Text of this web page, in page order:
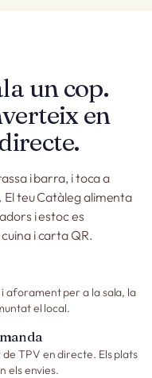
un cop.
en
i barra, i toca a
teu Catàleg alimenta
i estoc es
i carta QR.
aforament per a la sala, la
el local.
TPV en directe. Els plats
els envies.